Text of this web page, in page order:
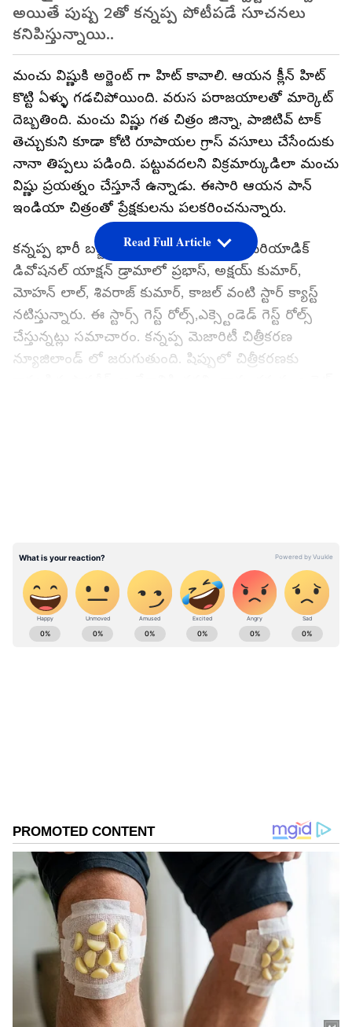
అయితే పుష్ప 2తో కన్నప్ప పోటీపడే సూచనలు
కనిపిస్తున్నాయి..
మంచు విష్ణుకి అర్జెంట్ గా హిట్ కావాలి. ఆయన క్లీన్ హిట్
కొట్టి ఏళ్ళు గడచిపోయింది. వరుస పరాజయాలతో మార్కెట్
దెబ్బతింది. మంచు విష్ణు గత చిత్రం జిన్నా, పాజిటివ్ టాక్
తెచ్చుకుని కూడా కోటి రూపాయల గ్రాస్ వసూలు చేసేందుకు
నానా తిప్పలు పడింది. పట్టువదలని విక్రమార్కుడిలా మంచు
విష్ణు ప్రయత్నం చేస్తూనే ఉన్నాడు. ఈసారి ఆయన పాన్
ఇండియా చిత్రంతో ప్రేక్షకులను పలకరించనున్నారు.
కన్నప్ప భారీ బడ్జెట్ తో తెరకెక్కుతుంది. ఈ పీరియాడిక్
డివోషనల్ యాక్షన్ డ్రామాలో ప్రభాస్, అక్షయ్ కుమార్,
మోహన్ లాల్, శివరాజ్ కుమార్, కాజల్ వంటి స్టార్ క్యాస్ట్
నటిస్తున్నారు. ఈ స్టార్స్ గెస్ట్ రోల్స్,ఎక్స్టెండెడ్ గెస్ట్ రోల్స్
చేస్తున్నట్లు సమాచారం. కన్నప్ప మెజారిటీ చిత్రీకరణ
న్యూజిలాండ్ లో జరుగుతుంది. షిప్పులో చిత్రీకరణకు
ఎపిసోడ్స్, మంచు విష్ణు గెటప్ ఆకట్టుకున్నాయి. ప్రభాస్ లుక్
కూడా సుచాయిగా రివీల్ చేశారు.
Read Full Article
ABOUT THE AUTHOR